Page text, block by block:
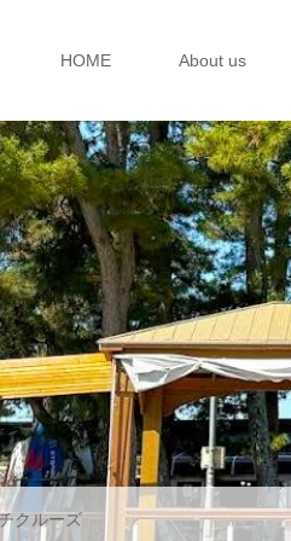
HOME About us
クルーズ